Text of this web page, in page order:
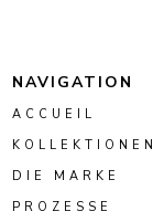
NAVIGATION
ACCUEIL
KOLLEKTIONEN
DIE MARKE
PROZESSE